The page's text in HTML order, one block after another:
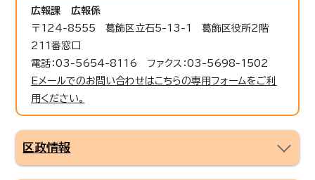
広報課
広報係
〒124-8555 葛飾区立石5-13-1 葛飾区役所2階
211番窓口
電話：03-5654-8116 ファクス：03-5698-1502
Eメールでのお問い合わせはこちらの専用フォームをご利
用ください。
区政情報